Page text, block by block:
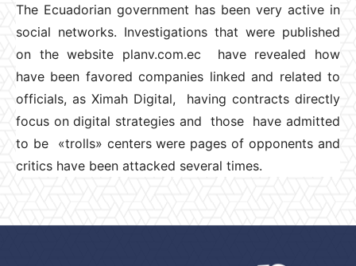
The Ecuadorian government has been very active in
social networks. Investigations that were published
on the website planv.com.ec have revealed how
have been favored companies linked and related to
officials, as Ximah Digital, having contracts directly
focus on digital strategies and those have admitted
to be «trolls» centers were pages of opponents and
critics have been attacked several times.